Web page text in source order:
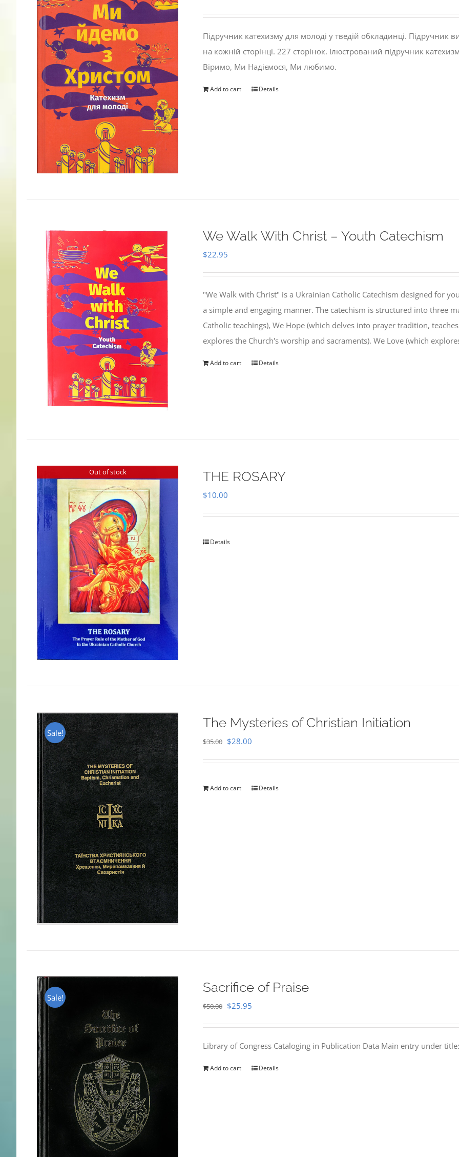
Підручник катехизму для молоді у тведій обкладинці.
на кожній сторінці. 227 сторінок. Ілюстрований підручник
Віримо, Ми Надіємося, Ми любимо.
Add to cart Details
We Walk With Christ – Youth Catechism
$22.95
"We Walk with Christ" is a Ukrainian Catholic Catechism designed for
a simple and engaging manner. The catechism is structured into three
Catholic teachings), We Hope (which delves into prayer tradition,
explores the Church's worship and sacraments). We Love (which
Add to cart Details
Out of stock THE ROSARY
$10.00
Details
Sale!
The Mysteries of Christian Initiation
$35.00 Original
$35.00.
$28.00
$28.00.
Add to cart Details
Sale!
Sacrifice of Praise
$50.00 Original
$50.00.
$25.95
$25.95.
Library of Congress Cataloging in Publication Data Main entry under
Add to cart Details